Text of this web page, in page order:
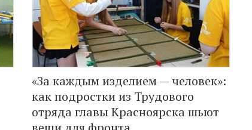
«За каждым изделием — человек»:
как подростки из Трудового
отряда главы Красноярска шьют